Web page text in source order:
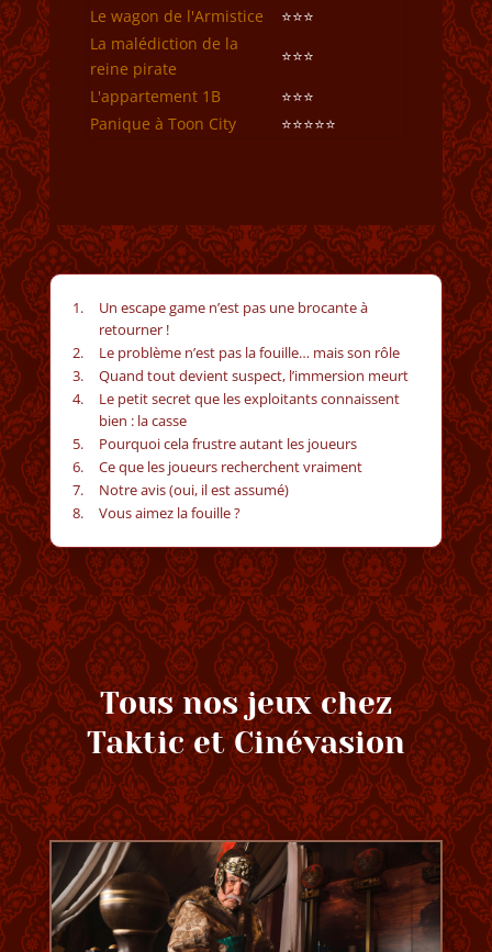
Le wagon de l'Armistice
⭐⭐⭐
La malédiction de la
reine pirate
⭐⭐⭐
L'appartement 1B
⭐⭐⭐
Panique à Toon City
⭐⭐⭐⭐⭐
Un escape game n’est pas une brocante à
retourner !
Le problème n’est pas la fouille… mais son rôle
Quand tout devient suspect, l’immersion meurt
Le petit secret que les exploitants connaissent
bien : la casse
Pourquoi cela frustre autant les joueurs
Ce que les joueurs recherchent vraiment
Notre avis (oui, il est assumé)
Vous aimez la fouille ?
Tous nos jeux chez
Taktic et Cinévasion